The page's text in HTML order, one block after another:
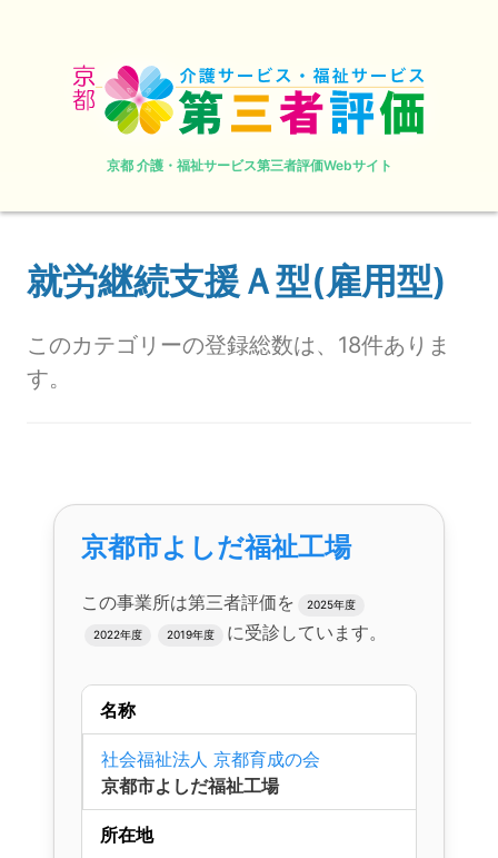
京都 介護・福祉サービス第三者評価Webサイト
就労継続支援Ａ型(雇用型)
このカテゴリーの登録総数は、18件ありま
す。
京都市よしだ福祉工場
この事業所は第三者評価を 2025年度
2022年度 2019年度 に受診しています。
名称
社会福祉法人 京都育成の会
京都市よしだ福祉工場
所在地